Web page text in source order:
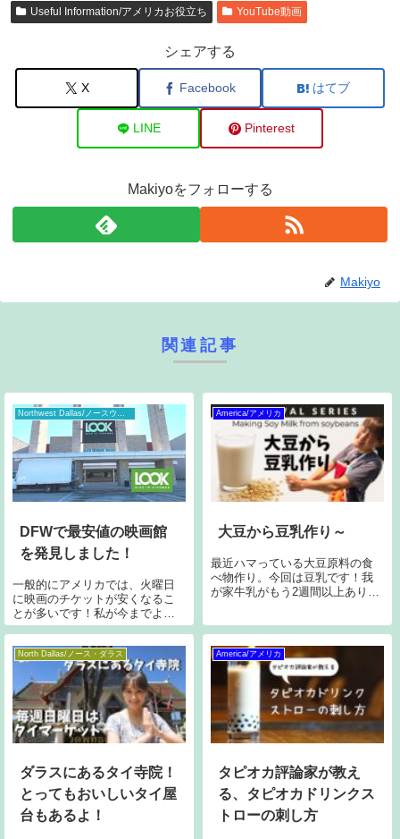
Useful Information/アメリカお役立ち
YouTube動画
シェアする
X Facebook はてブ
LINE Pinterest
Makiyoをフォローする
Makiyo
関連記事
DFWで最安値の映画館
を発見しました！
一般的にアメリカでは、火曜日
に映画のチケットが安くなるこ
とが多いです！私が今までよく
行く映画館の値段は大人$11、子
引きだったかと思います。今ま
ではこの金額に対してこんなも
んかと思っていたのですが、家
の付近の
America/アメリカ
大豆から豆乳作り～
最近ハマっている大豆原料の食
べ物作り。今回は豆乳です！我
が家牛乳がもう2週間以上ありま
料乾燥大豆 100g水 （ミキサ
ー）300cc/（鍋）300cc ※お
好みで濃さ薄さ調節し
North Dallas/ノース・ダラス
ダラスにあるタイ寺院！
とってもおいしいタイ屋
台もあるよ！
America/アメリカ
タピオカ評論家が教え
る、タピオカドリンクス
トローの刺し方